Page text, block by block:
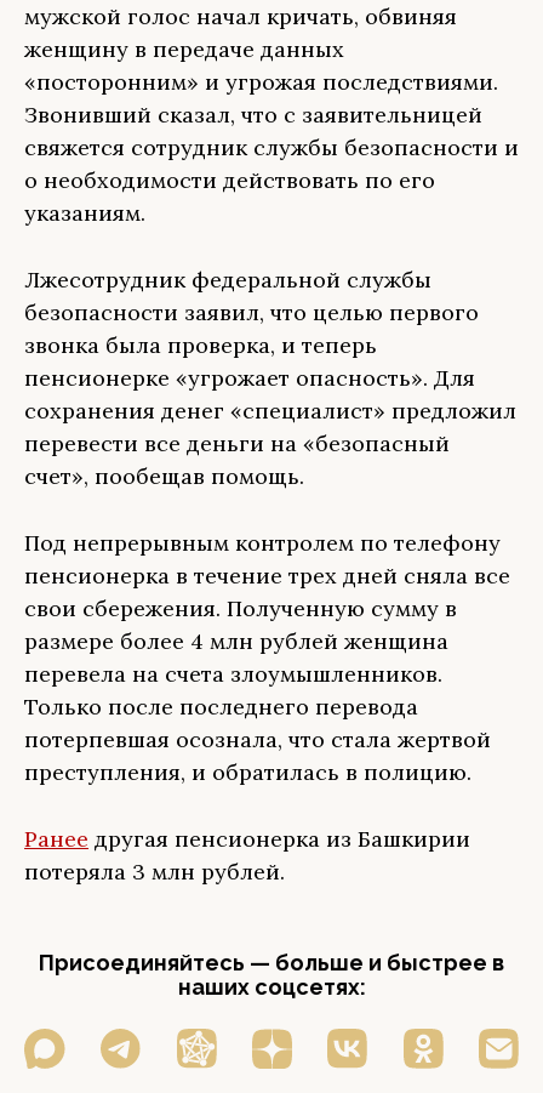
мужской голос начал кричать, обвиняя
женщину в передаче данных
«посторонним» и угрожая последствиями.
Звонивший сказал, что с заявительницей
свяжется сотрудник службы безопасности и
о необходимости действовать по его
указаниям.
Лжесотрудник федеральной службы
безопасности заявил, что целью первого
звонка была проверка, и теперь
пенсионерке «угрожает опасность». Для
сохранения денег «специалист» предложил
перевести все деньги на «безопасный
счет», пообещав помощь.
Под непрерывным контролем по телефону
пенсионерка в течение трех дней сняла все
свои сбережения. Полученную сумму в
размере более 4 млн рублей женщина
перевела на счета злоумышленников.
Только после последнего перевода
потерпевшая осознала, что стала жертвой
преступления, и обратилась в полицию.
Ранее другая пенсионерка из Башкирии
потеряла 3 млн рублей.
Присоединяйтесь — больше и быстрее в
наших соцсетях: